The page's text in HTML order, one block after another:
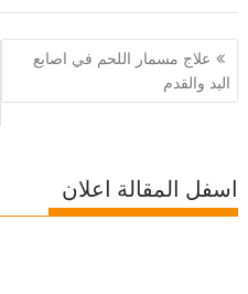
تصفّح
المقالات
علاج مسمار اللحم في اصابع
اليد والقدم
اسفل المقالة اعلان